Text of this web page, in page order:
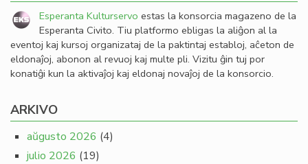
Esperanta Kulturservo estas la konsorcia magazeno de la
Esperanta Civito. Tiu platformo ebligas la aliĝon al la
eventoj kaj kursoj organizataj de la paktintaj establoj, aĉeton de
eldonaĵoj, abonon al revuoj kaj multe pli. Vizitu ĝin tuj por
konatiĝi kun la aktivaĵoj kaj eldonaj novaĵoj de la konsorcio.
ARKIVO
aŭgusto 2026 (4)
julio 2026 (19)